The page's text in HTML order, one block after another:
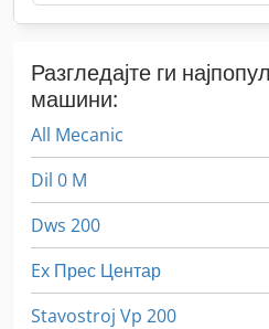
Разгледајте ги
машини:
All Mecanic
Dil 0 M
Dws 200
Ex Прес Центар
Stavostroj Vp 200